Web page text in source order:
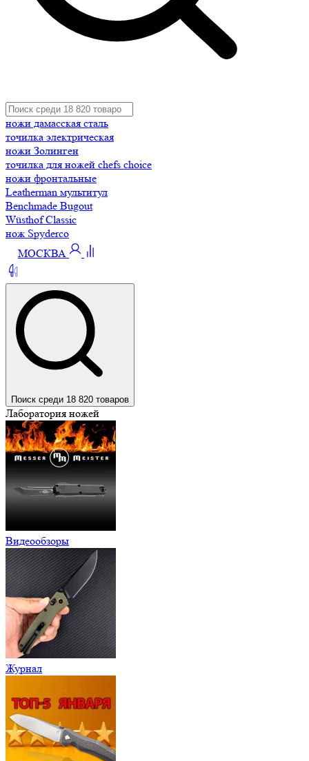
ножи дамасская сталь
точилка электрическая
ножи Золинген
точилка для ножей chefs choice
ножи фронтальные
Leatherman мультитул
Benchmade Bugout
Wüsthof Classic
нож Spyderco
МОСКВА
Поиск среди 18 820 товаров
Лаборатория ножей
Видеообзоры
Журнал